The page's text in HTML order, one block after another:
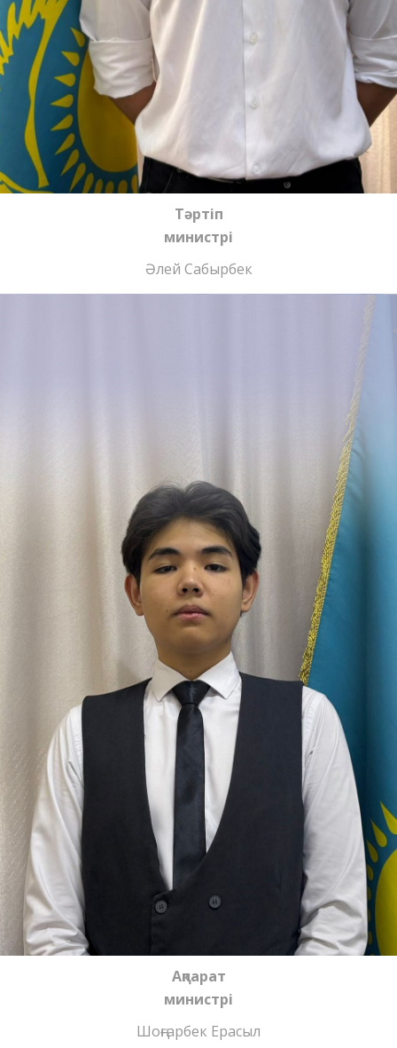
Тәртіп
министрі
Әлей Сабырбек
Ақпарат
министрі
Шоңғарбек Ерасыл